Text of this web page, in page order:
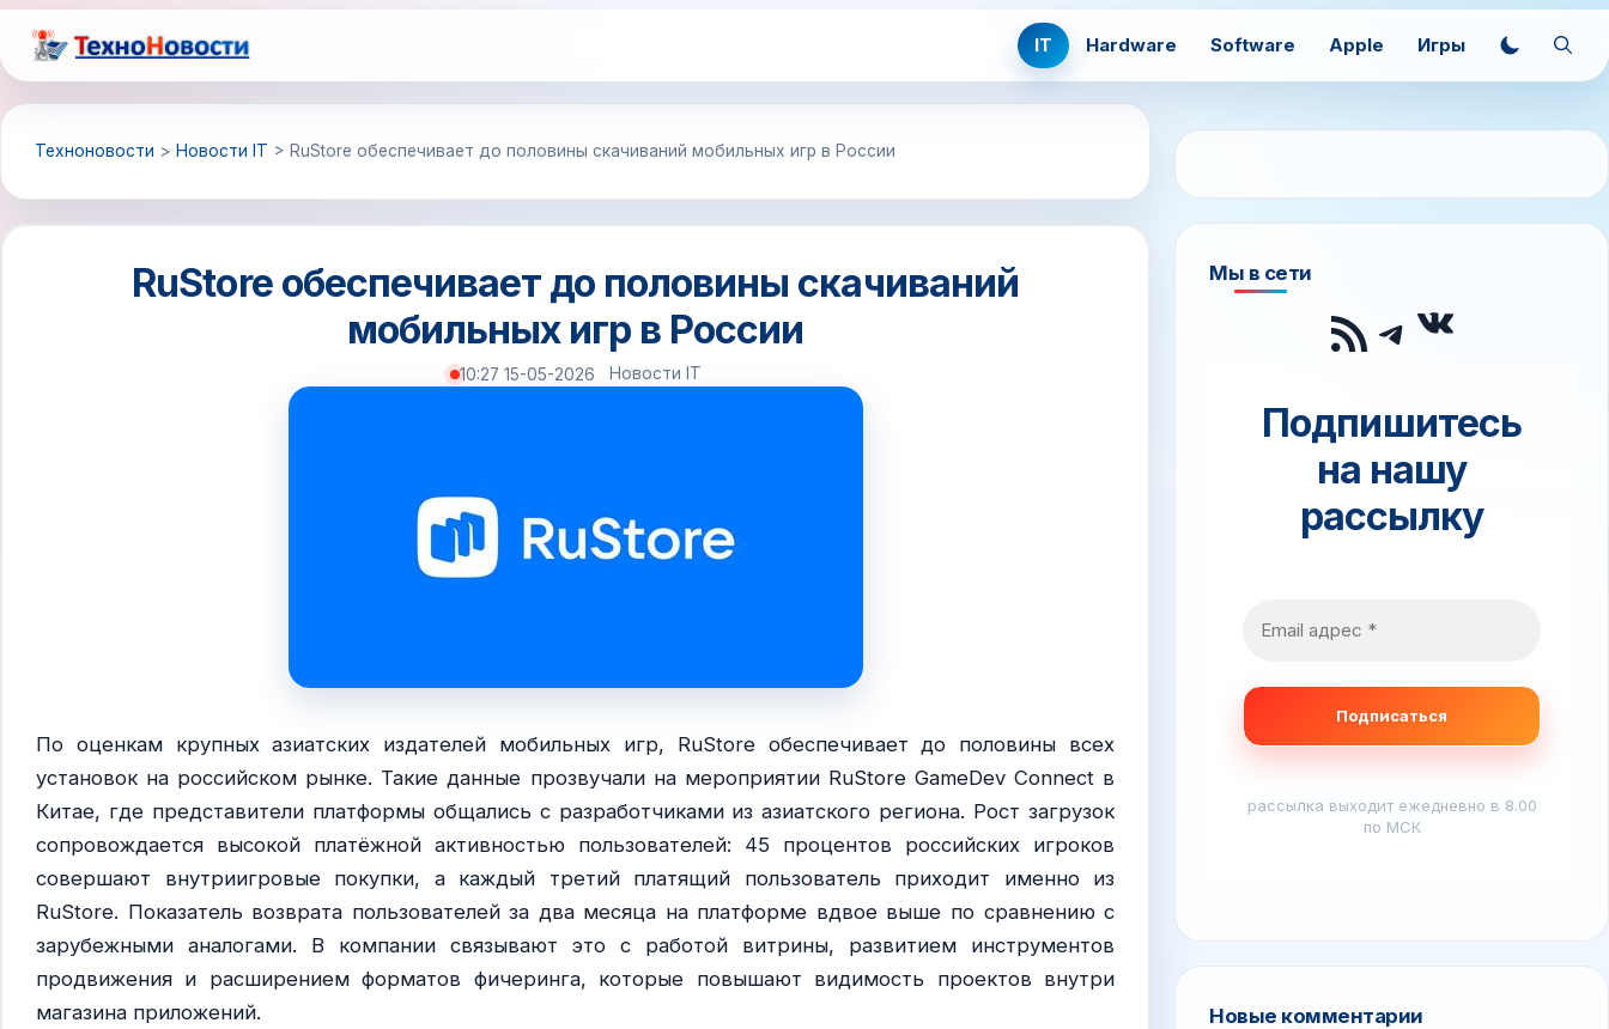
Перейти
к
содержимому
IT Hardware Software Apple Игры
Техноновости > Новости IT > RuStore обеспечивает до половины скачиваний мобильных игр в России
RuStore обеспечивает до половины скачиваний
мобильных игр в России
10:27 15-05-2026 Новости IT
По оценкам крупных азиатских издателей мобильных игр, RuStore обеспечивает до половины всех
установок на российском рынке. Такие данные прозвучали на мероприятии RuStore GameDev Connect в
Китае, где представители платформы общались с разработчиками из азиатского региона. Рост загрузок
сопровождается высокой платёжной активностью пользователей: 45 процентов российских игроков
совершают внутриигровые покупки, а каждый третий платящий пользователь приходит именно из
RuStore. Показатель возврата пользователей за два месяца на платформе вдвое выше по сравнению с
зарубежными аналогами. В компании связывают это с работой витрины, развитием инструментов
продвижения и расширением форматов фичеринга, которые повышают видимость проектов внутри
магазина приложений.
Мы в сети
RSS-лента
Telegram
Подпишитесь
на нашу
рассылку
рассылка выходит ежедневно в 8.00
по МСК
Новые комментарии